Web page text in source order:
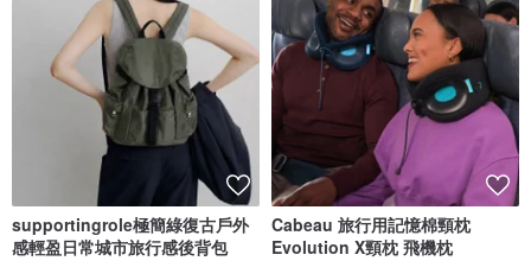
supportingrole極簡綠復古戶外
感輕盈日常城市旅行感後背包
Cabeau 旅行用記憶棉頸枕
Evolution X頸枕 飛機枕